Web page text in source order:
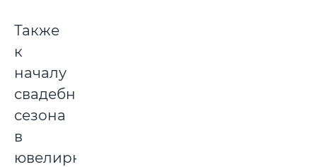
Также
к
началу
свадебного
сезона
в
ювелирных